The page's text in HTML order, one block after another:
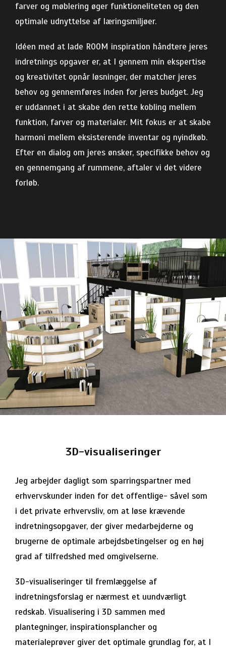
farver og møblering øger funktioneliteten og den
optimale udnyttelse af læringsmiljøer.
Idéen med at lade ROOM inspiration håndtere jeres
indretnings opgaver er, at I gennem min ekspertise
og kreativitet opnår løsninger, der matcher jeres
behov og gennemføres inden for jeres budget. Jeg
er uddannet i at skabe den rette kobling mellem
funktion, farver og materialer. Mit fokus er at skabe
harmoni mellem eksisterende inventar og nyindkøb.
Efter en dialog om jeres ønsker, specifikke behov og
en gennemgang af rummene, aftaler vi det videre
forløb.
3D-visualiseringer
Jeg arbejder dagligt som sparringspartner med
erhvervskunder inden for det offentlige- såvel som
i det private erhvervsliv, om at løse krævende
indretningsopgaver, der giver medarbejderne og
brugerne de optimale arbejdsbetingelser og en høj
grad af tilfredshed med omgivelserne.
3D-visualiseringer til fremlæggelse af
indretningsforslag er nærmest et uundværligt
redskab. Visualisering i 3D sammen med
plantegninger, inspirationsplancher og
materialeprøver giver det optimale grundlag for, at I